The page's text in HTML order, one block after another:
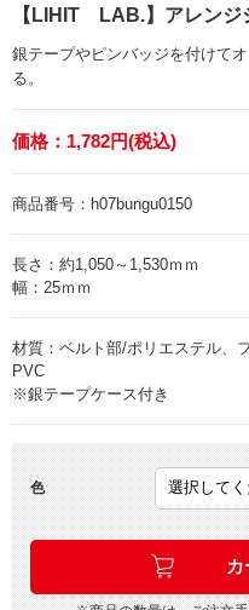
【LIHIT LAB.】アレンジ
銀テープやピンバッジを付けて
る。
価格： 1,782円(税込)
商品番号： h07bungu0150
長さ：約1,050～1,530ｍｍ
幅：25ｍｍ
材質：ベルト部/ポリエステル、
PVC
※銀テープケース付き
色